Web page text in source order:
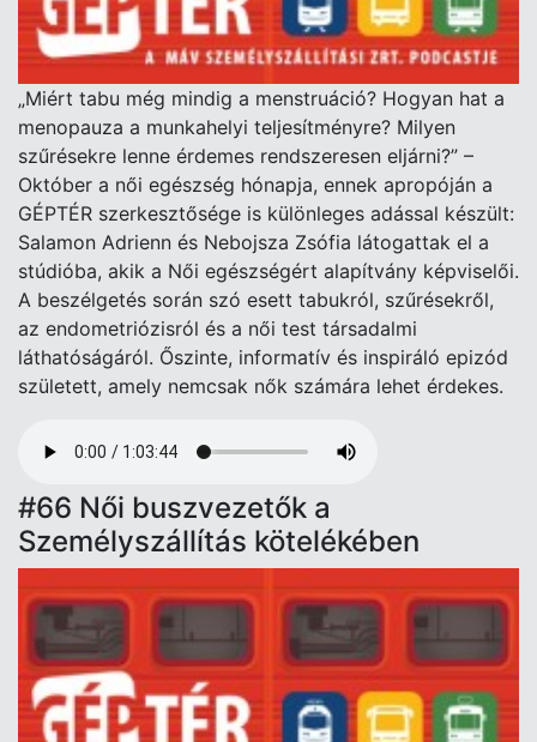
„Miért tabu még mindig a menstruáció? Hogyan hat a
menopauza a munkahelyi teljesítményre? Milyen
szűrésekre lenne érdemes rendszeresen eljárni?” –
Október a női egészség hónapja, ennek apropóján a
GÉPTÉR szerkesztősége is különleges adással készült:
Salamon Adrienn és Nebojsza Zsófia látogattak el a
stúdióba, akik a Női egészségért alapítvány képviselői.
A beszélgetés során szó esett tabukról, szűrésekről,
az endometriózisról és a női test társadalmi
láthatóságáról. Őszinte, informatív és inspiráló epizód
született, amely nemcsak nők számára lehet érdekes.
file
#66 Női buszvezetők a
Személyszállítás kötelékében